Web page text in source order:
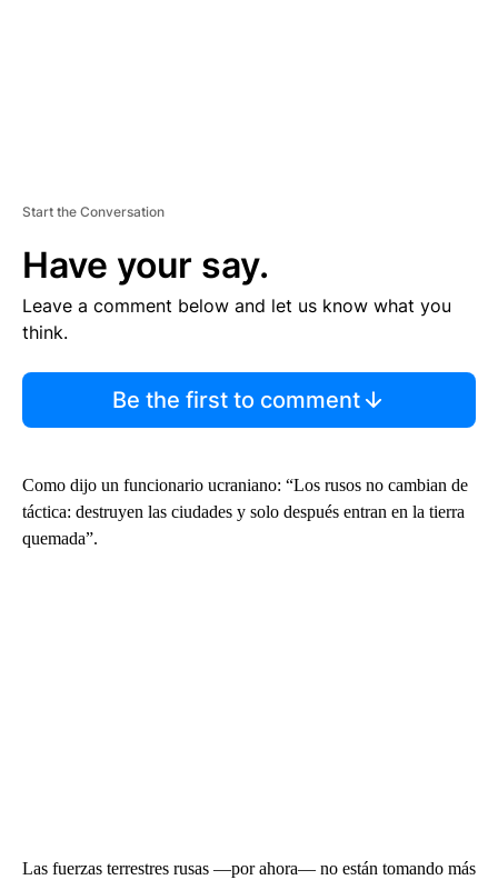
Start the Conversation
Have your say.
Leave a comment below and let us know what you
think.
Be the first to comment
Como dijo un funcionario ucraniano: “Los rusos no cambian de
táctica: destruyen las ciudades y solo después entran en la tierra
quemada”.
Las fuerzas terrestres rusas —por ahora— no están tomando más